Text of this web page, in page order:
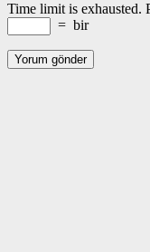
Time limit is exhausted.
= bir